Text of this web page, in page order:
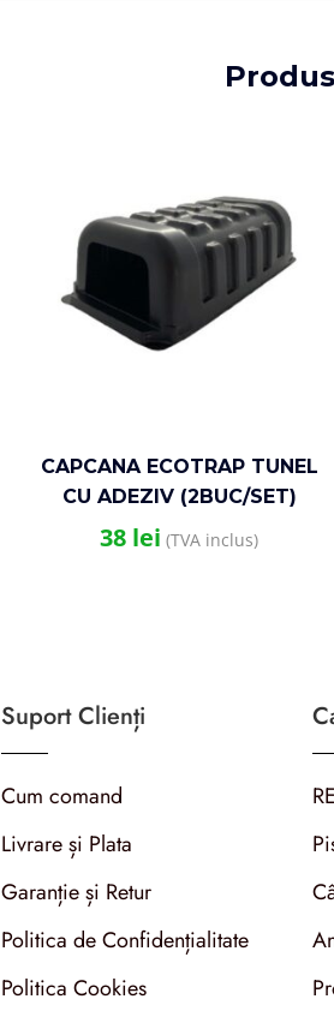
CAPCANA ECOTRAP TUNEL
CU ADEZIV (2BUC/SET)
38 lei (TVA inclus)
Suport Clienți
Cum comand
Livrare și Plata
Garanție și Retur
Politica de Confidențialitate
Politica Cookies